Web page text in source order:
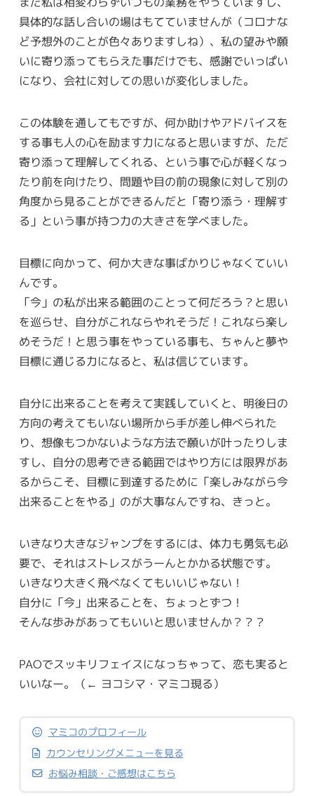
具体的な話し合いの場はもてていませんが（コロナな
ど予想外のことが色々ありますしね）、私の望みや願
いに寄り添ってもらえた事だけでも、感謝でいっぱい
になり、会社に対しての思いが変化しました。
この体験を通してもですが、何か助けやアドバイスを
する事も人の心を励ます力になると思いますが、ただ
寄り添って理解してくれる、という事で心が軽くなっ
たり前を向けたり、問題や目の前の現象に対して別の
角度から見ることができるんだと「寄り添う・理解す
る」という事が持つ力の大きさを学べました。
目標に向かって、何か大きな事ばかりじゃなくていい
んです。
「今」の私が出来る範囲のことって何だろう？と思い
を巡らせ、自分がこれならやれそうだ！これなら楽し
めそうだ！と思う事をやっている事も、ちゃんと夢や
目標に通じる力になると、私は信じています。
自分に出来ることを考えて実践していくと、明後日の
方向の考えてもいない場所から手が差し伸べられた
り、想像もつかないような方法で願いが叶ったりしま
すし、自分の思考できる範囲ではやり方には限界があ
るからこそ、目標に到達するために「楽しみながら今
出来ることをやる」のが大事なんですね、きっと。
いきなり大きなジャンプをするには、体力も勇気も必
要で、それはストレスがうーんとかかる状態です。
いきなり大きく飛べなくてもいいじゃない！
自分に「今」出来ることを、ちょっとずつ！
そんな歩みがあってもいいと思いませんか？？？
PAOでスッキリフェイスになっちゃって、恋も実ると
いいなー。（← ヨコシマ・マミコ現る）
マミコのプロフィール
カウンセリングメニューを見る
お悩み相談・ご感想はこちら